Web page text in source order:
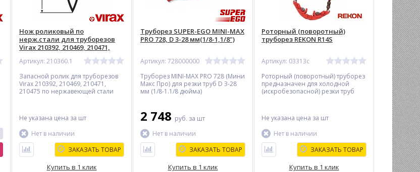
Нож роликовый по
нерж.стали для труборезов
Virax 210392, 210469, 210471,
Артикул: 210360.1
Запасной ролик для труборезов
Virax 210392, 210469, 210471,
210475 по нержавеющей стали
Не указана цена за шт
Нет в наличии
ЗАКАЗАТЬ ТОВАР
Купить в 1 клик
Труборез SUPER-EGO MINI-MAX
PRO 728, D 3-28 мм(1/8-1,1/8")
Артикул: 728000000
Труборез MINI-MAX PRO 728 (Мини
Макс Про) для резки труб D 3-28
мм (1/8-1.1/8 дюйма)
2 748 руб. за шт
Нет в наличии
ЗАКАЗАТЬ ТОВАР
Купить в 1 клик
Роторный (поворотный)
труборез REKON R14S
Артикул: 03313c
Роторный (поворотный) труборез
предназначен для холoдной
(искробезопасной) резки труб
ковкого чугуна в ограниченном
для работы пространстве.
Не указана цена за шт
Нет в наличии
ЗАКАЗАТЬ ТОВАР
Купить в 1 клик